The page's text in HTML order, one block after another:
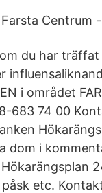
Centrum
du har
i området
683 74 00
dom i
etc.